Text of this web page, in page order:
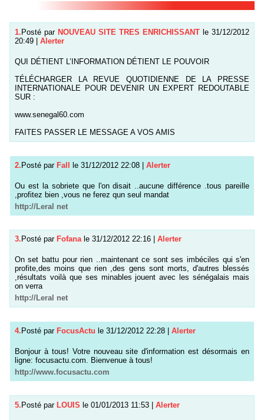
1. Posté par NOUVEAU SITE TRES ENRICHISSANT le 31/12/2012
20:49
Alerter
QUI DÉTIENT L’INFORMATION DÉTIENT LE POUVOIR
TÉLÉCHARGER LA REVUE QUOTIDIENNE DE LA PRESSE
INTERNATIONALE POUR DEVENIR UN EXPERT REDOUTABLE
SUR :
www.senegal60.com
FAITES PASSER LE MESSAGE A VOS AMIS
2.Posté par Fall le 31/12/2012 22:08 | Alerter
Ou est la sobriete que l'on disait ..aucune différence .tous pareille
,profitez bien ,vous ne ferez qun seul mandat
http://Leral net
3. Posté par Fofana le 31/12/2012 22:16 Alerter
On set battu pour rien ..maintenant ce sont ses imbéciles qui s'en
profite,des moins que rien ,des gens sont morts, d'autres blessés
,résultats voilà que ses minables jouent avec les sénégalais mais
on verra
http://Leral net
4. Posté par FocusActu le 31/12/2012 22:28 Alerter
Bonjour à tous! Votre nouveau site d'information est désormais en
ligne: focusactu.com. Bienvenue à tous!
http://www.focusactu.com
5. Posté par LOUIS le 01/01/2013 11:53 Alerter